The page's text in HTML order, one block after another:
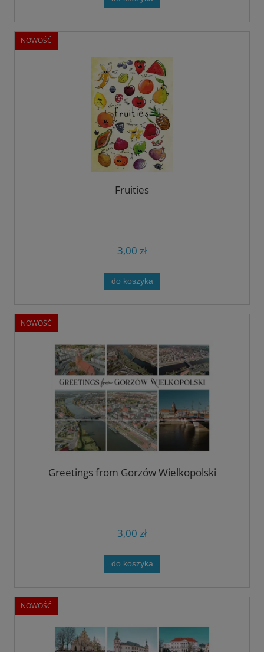
Fruities
3,00 zł
do koszyka
NOWOŚĆ
Greetings from Gorzów Wielkopolski
3,00 zł
do koszyka
NOWOŚĆ
NOWOŚĆ